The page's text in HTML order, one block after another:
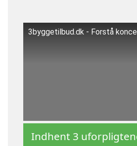
3byggetilbud.dk - Forstå
Indhent 3